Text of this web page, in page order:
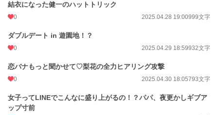
結衣になった健一のハットトリック
0 2025.04.28 19:00999文字
ダブルデート in 遊園地！？
0 2025.04.29 18:59932文字
恋バナもっと聞かせて♡梨花の全力ヒアリング攻撃
0 2025.04.30 18:05793文字
女子ってLINEでこんなに盛り上がるの！？パパ、夜更かしギブア
ップ寸前